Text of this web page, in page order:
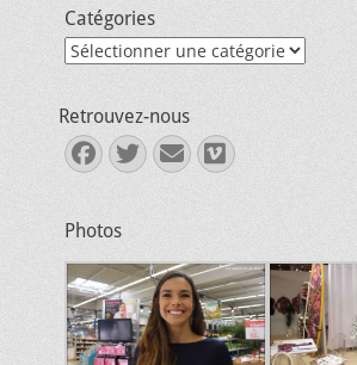
Catégories
Catégories
Retrouvez-nous
Facebook
Twitter
E-
mail
Vimeo
Photos